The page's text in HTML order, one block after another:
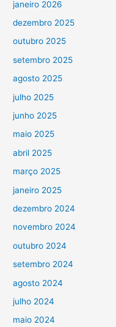
janeiro 2026
dezembro 2025
outubro 2025
setembro 2025
agosto 2025
julho 2025
junho 2025
maio 2025
abril 2025
março 2025
janeiro 2025
dezembro 2024
novembro 2024
outubro 2024
setembro 2024
agosto 2024
julho 2024
maio 2024